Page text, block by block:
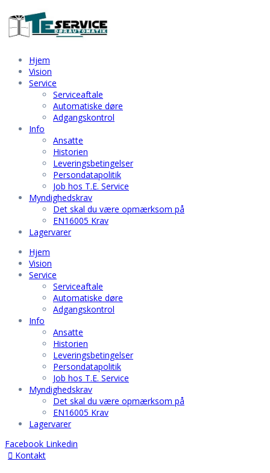
Hjem
Vision
Service
Serviceaftale
Automatiske døre
Adgangskontrol
Info
Ansatte
Historien
Leveringsbetingelser
Persondatapolitik
Job hos T.E. Service
Myndighedskrav
Det skal du være opmærksom på
EN16005 Krav
Lagervarer
Hjem
Vision
Service
Serviceaftale
Automatiske døre
Adgangskontrol
Info
Ansatte
Historien
Leveringsbetingelser
Persondatapolitik
Job hos T.E. Service
Myndighedskrav
Det skal du være opmærksom på
EN16005 Krav
Lagervarer
Facebook Linkedin
Kontakt